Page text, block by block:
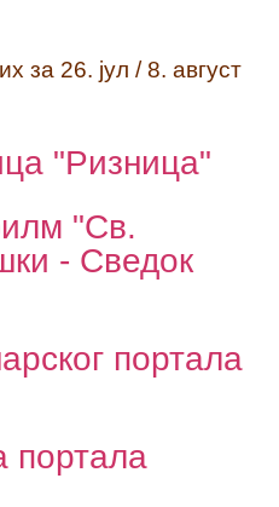
за 26. јул / 8. август
"Ризница"
"Св.
- Сведок
портала
портала